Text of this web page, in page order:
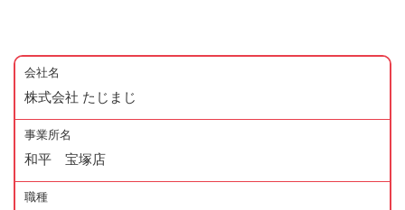
会社名
株式会社 たじまじ
事業所名
和平 宝塚店
職種